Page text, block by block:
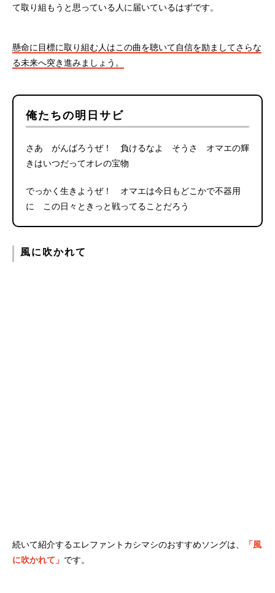
て取り組もうと思っている人に届いているはずです。
懸命に目標に取り組む人はこの曲を聴いて自信を励ましてさらな
る未来へ突き進みましょう。
俺たちの明日サビ
さあ がんばろうぜ！ 負けるなよ そうさ オマエの輝
きはいつだってオレの宝物
でっかく生きようぜ！ オマエは今日もどこかで不器用
に この日々ときっと戦ってることだろう
風に吹かれて
続いて紹介するエレファントカシマシのおすすめソングは、
「風
に吹かれて」 です。